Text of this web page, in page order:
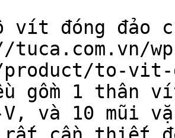
vít đóng đảo
product/to-vit-
gồm 1 thân
V, và 10 mũi